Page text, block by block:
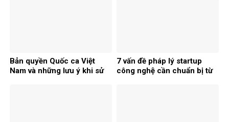
Bản quyền Quốc ca Việt
Nam và những lưu ý khi sử
7 vấn đề pháp lý startup
công nghệ cần chuẩn bị từ